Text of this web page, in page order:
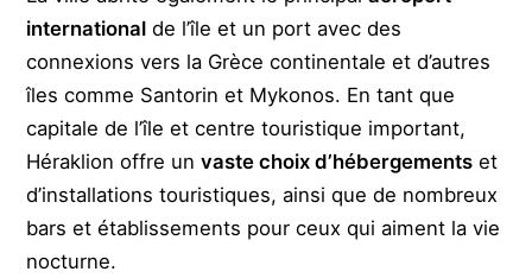
international de l’île et un port avec des
connexions vers la Grèce continentale et d’autres
îles comme Santorin et Mykonos. En tant que
capitale de l’île et centre touristique important,
Héraklion offre unvaste choix d’hébergements et
d’installations touristiques, ainsi que de nombreux
bars et établissements pour ceux qui aiment la vie
nocturne.